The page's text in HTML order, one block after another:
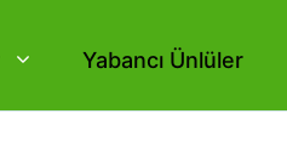
Yabancı Ünlüler